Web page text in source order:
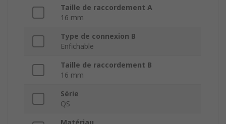
Taille de raccordement A
16 mm
Type de connexion B
Enfichable
Taille de raccordement B
16 mm
Série
QS